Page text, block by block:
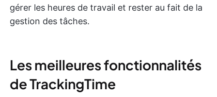
gérer les heures de travail et rester au fait de la
gestion des tâches.
Les meilleures fonctionnalités
de TrackingTime